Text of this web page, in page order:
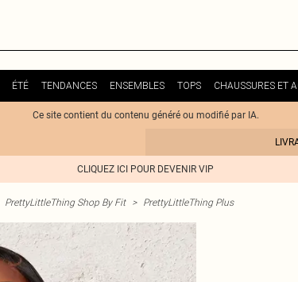
ÉTÉ TENDANCES ENSEMBLES TOPS CHAUSSURES ET
Ce site contient du contenu généré ou modifié par IA.
CLIQUEZ ICI POUR DEVENIR VIP
PrettyLittleThing Shop By Fit > PrettyLittleThing Plus